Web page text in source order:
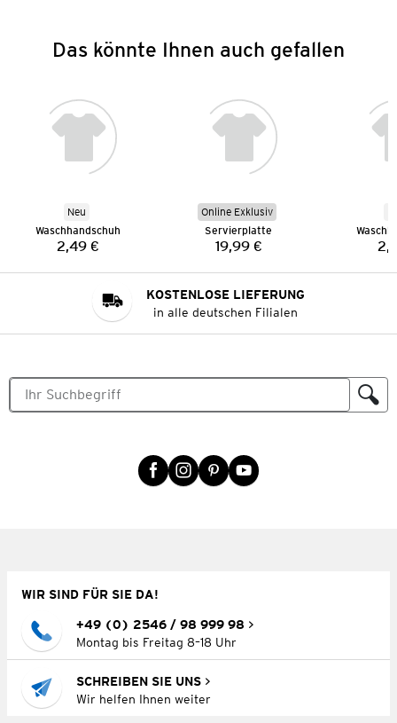
Das könnte Ihnen auch gefallen
Neu
Waschhandschuh
Preis:
2,49 €
Online Exklusiv
Servierplatte
Preis:
19,99 €
KOSTENLOSE LIEFERUNG
in alle deutschen Filialen
WIR SIND FÜR SIE DA!
+49 (0) 2546 / 98 999 98
Montag bis Freitag 8–18 Uhr
SCHREIBEN SIE UNS
Wir helfen Ihnen weiter